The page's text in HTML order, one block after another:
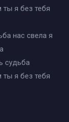
я без тебя
нас свела я
судьба
я без тебя